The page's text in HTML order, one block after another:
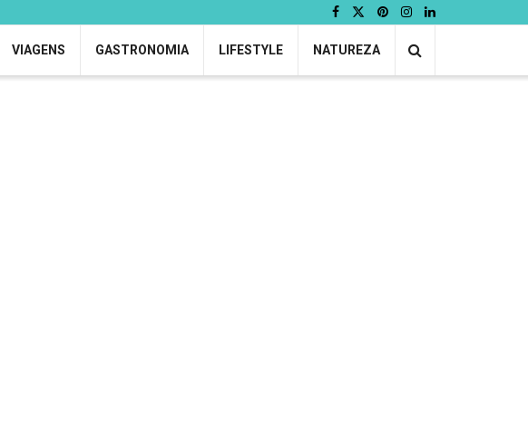
VIAGENS GASTRONOMIA LIFESTYLE NATUREZA